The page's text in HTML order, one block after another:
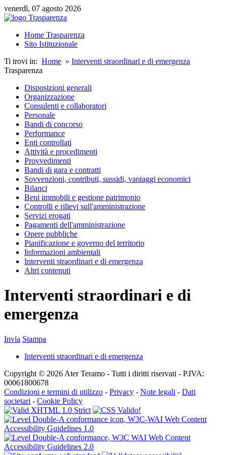
venerdì, 07 agosto 2026
Home Trasparenza
Sito Istituzionale
Ti trovi in: Home » Interventi straordinari e di emergenza
Trasparenza
Disposizioni generali
Organizzazione
Consulenti e collaboratori
Personale
Bandi di concorso
Performance
Enti controllati
Attività e procedimenti
Provvedimenti
Bandi di gara e contratti
Sovvenzioni, contributi, sussidi, vantaggi economici
Bilanci
Beni immobili e gestione patrimonio
Controlli e rilievi sull'amministrazione
Servizi erogati
Pagamenti dell'amministrazione
Opere pubbliche
Pianificazione e governo del territorio
Informazioni ambientali
Interventi straordinari e di emergenza
Altri contenuti
Interventi straordinari e di
emergenza
Invia Stampa
Interventi straordinari e di emergenza
Copyright © 2026 Ater Teramo - Tutti i diritti riservati - P.IVA:
00061800678
Condizioni e termini di utilizzo - Privacy - Note legali - Dati
societari - Cookie Policy